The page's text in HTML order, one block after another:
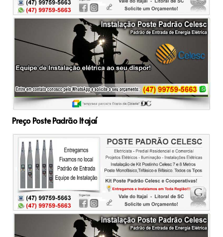
Preço Poste Padrão Itajaí